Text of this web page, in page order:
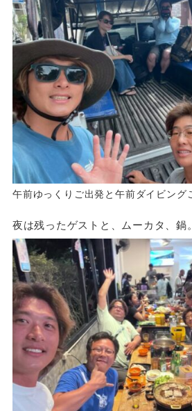
午前ゆっくりご出発と午前ダイビング
夜は残ったゲストと、ムーカタ、鍋。